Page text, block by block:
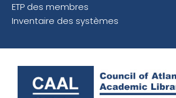
ETP des membres
Inventaire des systèmes